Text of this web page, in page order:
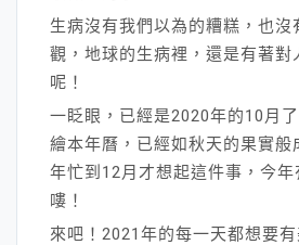
生病沒有我們以為的糟糕，也沒
觀，地球的生病裡，還是有著對
呢！
一眨眼，已經是2020年的10月
繪本年曆，已經如秋天的果實般
年忙到12月才想起這件事，今
嘍！
來吧！2021年的每一天都想要